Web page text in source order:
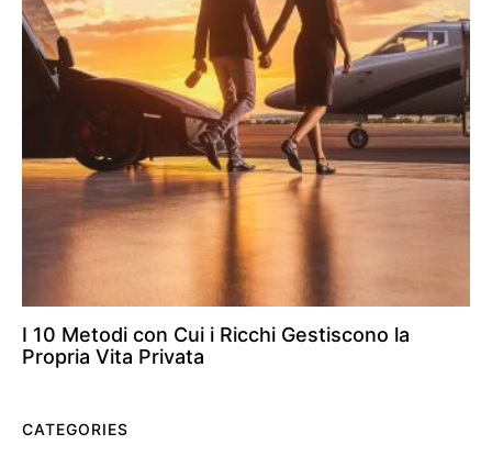
I 10 Metodi con Cui i Ricchi Gestiscono la
Propria Vita Privata
CATEGORIES